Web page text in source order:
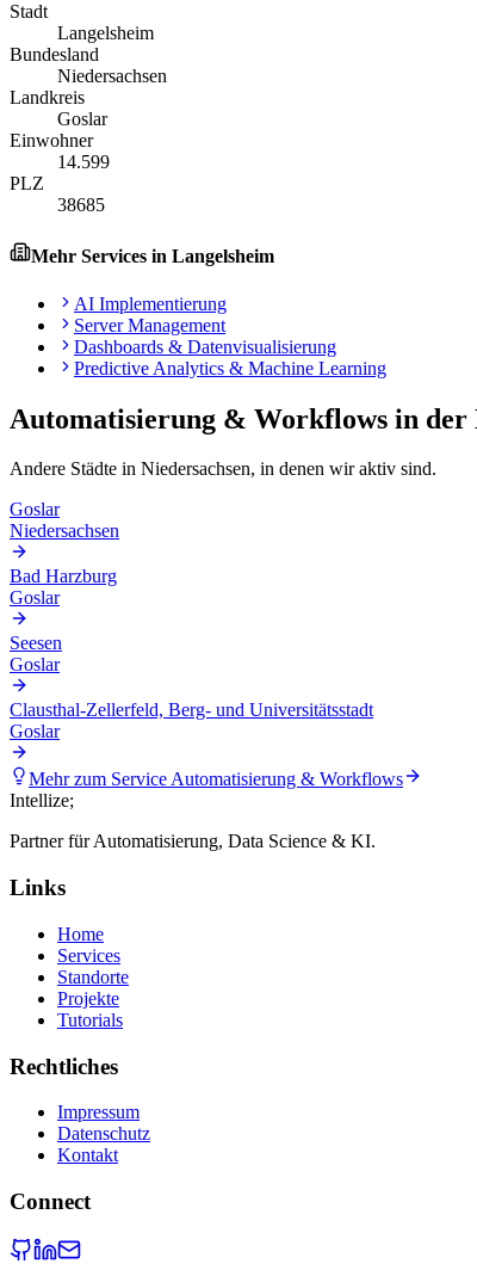
Stadt
Langelsheim
Bundesland
Niedersachsen
Landkreis
Goslar
Einwohner
14.599
PLZ
38685
Mehr Services in Langelsheim
AI Implementierung
Server Management
Dashboards & Datenvisualisierung
Predictive Analytics & Machine Learning
Automatisierung & Workflows in der
Andere Städte in Niedersachsen, in denen wir aktiv sind.
Goslar
Niedersachsen
Bad Harzburg
Goslar
Seesen
Goslar
Clausthal-Zellerfeld, Berg- und Universitätsstadt
Goslar
Mehr zum ServiceAutomatisierung & Workflows
Intellize;
Partner für Automatisierung, Data Science & KI.
Links
Home
Services
Standorte
Projekte
Tutorials
Rechtliches
Impressum
Datenschutz
Kontakt
Connect